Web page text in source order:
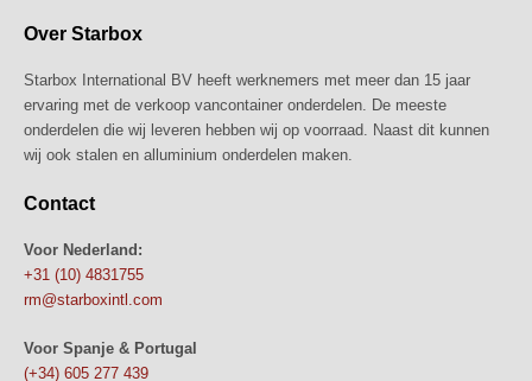
Over Starbox
Starbox International BV heeft werknemers met meer dan 15 jaar
ervaring met de verkoop vancontainer onderdelen. De meeste
onderdelen die wij leveren hebben wij op voorraad. Naast dit kunnen
wij ook stalen en alluminium onderdelen maken.
Contact
Voor Nederland:
+31 (10) 4831755
rm@starboxintl.com
Voor Spanje & Portugal
(+34) 605 277 439